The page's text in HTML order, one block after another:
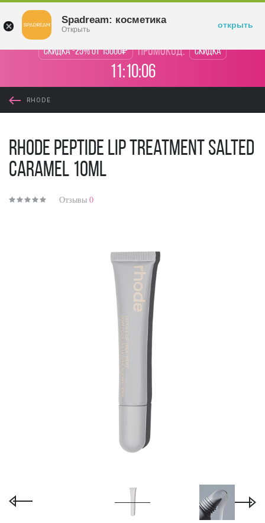
Скидка -25% от 15000₽ промокод: Скидка
11:10:06
RHODE
Rhode Peptide Lip Treatment Salted
Caramel 10ml
Отзывы 0
Spadream: косметика
Открыть открыть